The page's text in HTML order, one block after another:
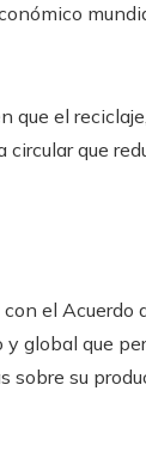
que el
que
el Acuerdo
global que
sobre su